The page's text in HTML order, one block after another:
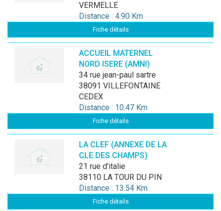
VERMELLE
Distance : 4.90 Km
Fiche détails
ACCUEIL MATERNEL
NORD ISERE (AMNI)
34 rue jean-paul sartre
38091 VILLEFONTAINE
CEDEX
Distance : 10.47 Km
Fiche détails
LA CLEF (ANNEXE DE LA
CLE DES CHAMPS)
21 rue d'italie
38110 LA TOUR DU PIN
Distance : 13.54 Km
Fiche détails